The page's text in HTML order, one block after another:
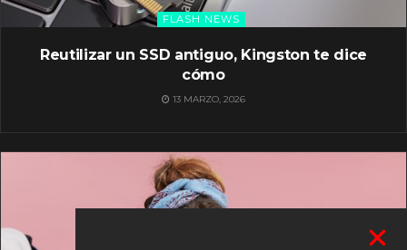
FLASH NEWS
Reutilizar un SSD antiguo, Kingston te dice
cómo
13 MARZO, 2026